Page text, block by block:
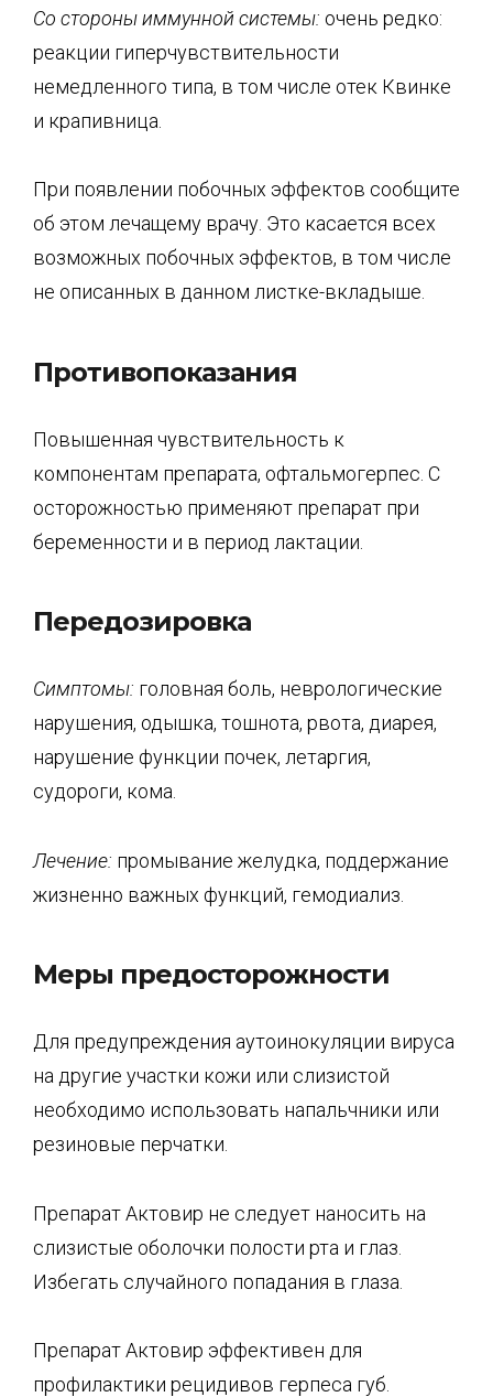
Со стороны иммунной системы: очень редко:
реакции гиперчувствительности
немедленного типа, в том числе отек Квинке
и крапивница.
При появлении побочных эффектов сообщите
об этом лечащему врачу. Это касается всех
возможных побочных эффектов, в том числе
не описанных в данном листке-вкладыше.
Противопоказания
Повышенная чувствительность к
компонентам препарата, офтальмогерпес. С
осторожностью применяют препарат при
беременности и в период лактации.
Передозировка
Симптомы: головная боль, неврологические
нарушения, одышка, тошнота, рвота, диарея,
нарушение функции почек, летаргия,
судороги, кома.
Лечение: промывание желудка, поддержание
жизненно важных функций, гемодиализ.
Меры предосторожности
Для предупреждения аутоинокуляции вируса
на другие участки кожи или слизистой
необходимо использовать напальчники или
резиновые перчатки.
Препарат Актовир не следует наносить на
слизистые оболочки полости рта и глаз.
Избегать случайного попадания в глаза.
Препарат Актовир эффективен для
профилактики рецидивов герпеса губ.